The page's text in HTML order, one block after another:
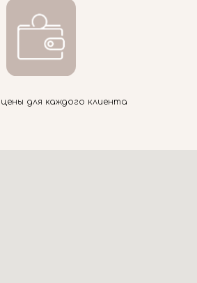
для каждого клиента